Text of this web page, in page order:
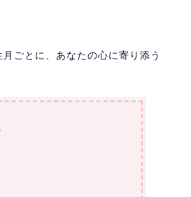
ごとに、あなたの心に寄り添う